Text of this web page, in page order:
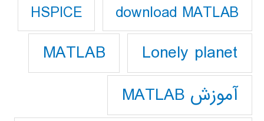
download MATLAB
HSPICE
Lonely planet
MATLAB
آموزش MATLAB